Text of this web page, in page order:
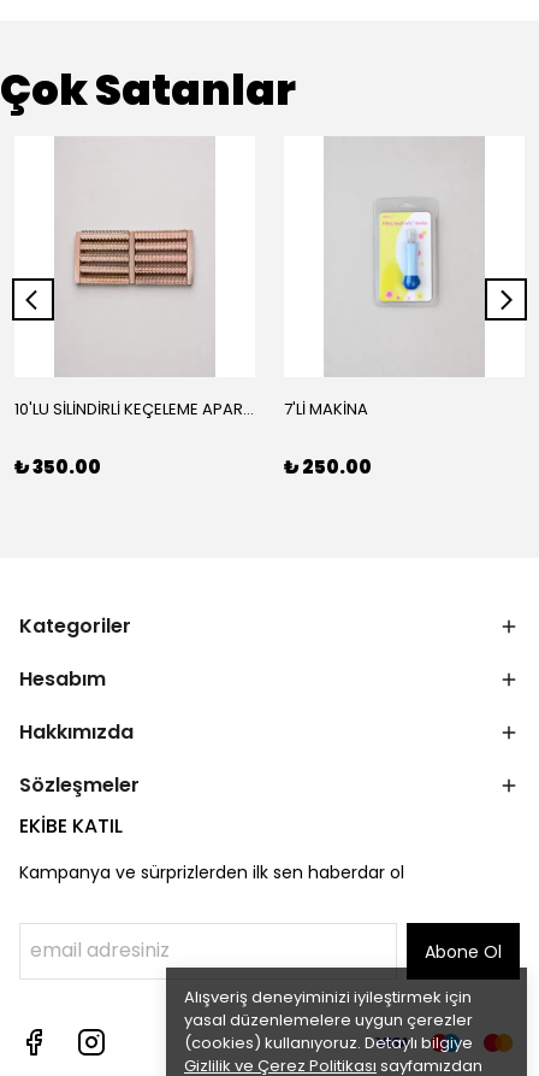
Alışveriş deneyiminizi iyileştirmek için
yasal düzenlemelere uygun çerezler
(cookies) kullanıyoruz. Detaylı bilgiye
Gizlilik ve Çerez Politikası sayfamızdan
Çok Satanlar
10'LU SİLİNDİRLİ KEÇELEME APARATI
₺ 350.00
7'Lİ MAKİNA
₺ 250.00
Kategoriler
Hesabım
Hakkımızda
Sözleşmeler
EKİBE KATIL
Kampanya ve sürprizlerden ilk sen haberdar ol
Abone Ol